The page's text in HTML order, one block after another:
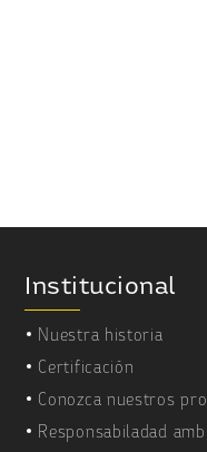
Institucional
Nuestra historia
Certificación
Conozca nuestros
Responsabiladad